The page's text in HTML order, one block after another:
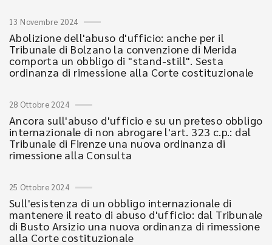
13 Novembre 2024
Abolizione dell'abuso d'ufficio: anche per il
Tribunale di Bolzano la convenzione di Merida
comporta un obbligo di "stand-still". Sesta
ordinanza di rimessione alla Corte costituzionale
28 Ottobre 2024
Ancora sull'abuso d'ufficio e su un preteso obbligo
internazionale di non abrogare l'art. 323 c.p.: dal
Tribunale di Firenze una nuova ordinanza di
rimessione alla Consulta
25 Ottobre 2024
Sull'esistenza di un obbligo internazionale di
mantenere il reato di abuso d'ufficio: dal Tribunale
di Busto Arsizio una nuova ordinanza di rimessione
alla Corte costituzionale